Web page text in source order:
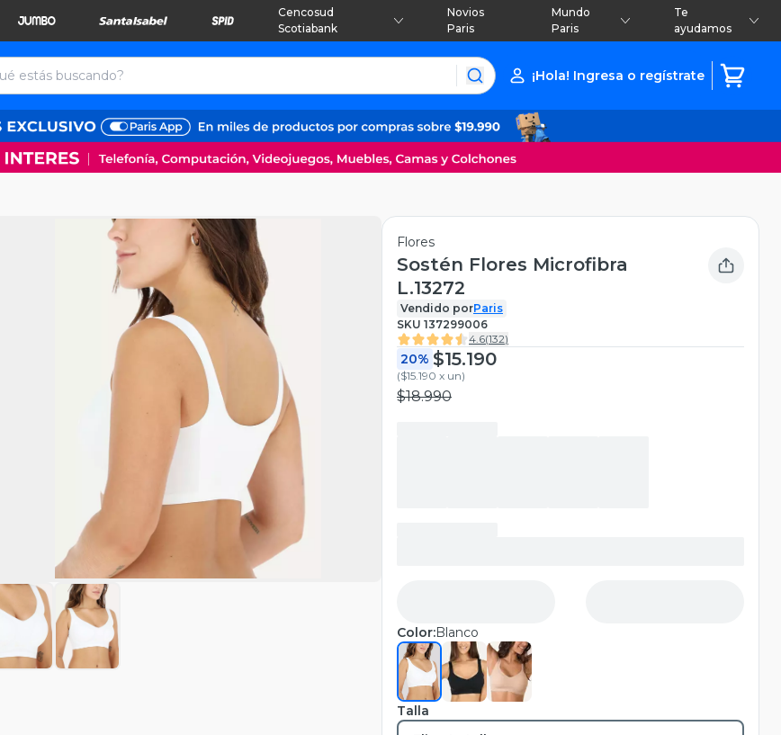
Cencosud
Scotiabank
Novios
Paris
Mundo
Paris
Te
ayudamos
¡Hola! Ingresa o regístrate
Flores
Sostén Flores Microfibra
L.13272
Vendido porParis
SKU 137299006
4.6(132)
20% $15.190
($15.190 x un)
$18.990
Color:Blanco
Talla